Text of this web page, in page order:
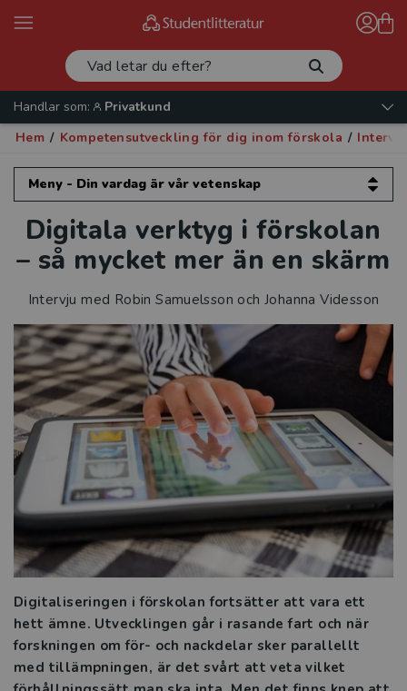
Handlar som:
Privatkund
Hem / Kompetensutveckling för dig inom förskola /
Meny - Din vardag är vår vetenskap
Din vardag är vår vetenskap
Kompetensutveckling för dig inom
Förskoleforum
Intervjuer
Tre frågor till Marie Lindvall Wahlberg
och Anne-Charlotte Carlsson
Förskoleprojekt i naturvetenskap och
teknik
Sätt fokus på språket
Rätt stöd i rätt tid
Teknik för alla
Låt fantasin flöda och föreställningen
Digitala verktyg i förskolan
– så mycket mer än en skärm
Intervju med Robin Samuelsson och Johanna Videsson
Digitaliseringen i förskolan fortsätter att vara ett
hett ämne. Utvecklingen går i rasande fart och när
forskningen om för- och nackdelar sker parallellt
med tillämpningen, är det svårt att veta vilket